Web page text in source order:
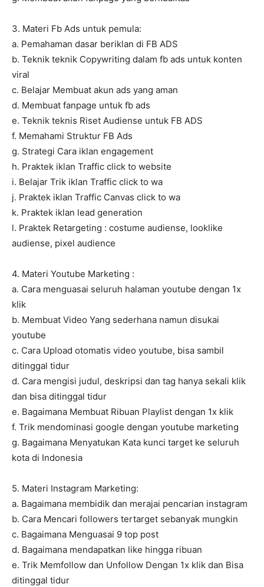
3. Materi Fb Ads untuk pemula:
a. Pemahaman dasar beriklan di FB ADS
b. Teknik teknik Copywriting dalam fb ads untuk konten
viral
c. Belajar Membuat akun ads yang aman
d. Membuat fanpage untuk fb ads
e. Teknik teknis Riset Audiense untuk FB ADS
f. Memahami Struktur FB Ads
g. Strategi Cara iklan engagement
h. Praktek iklan Traffic click to website
i. Belajar Trik iklan Traffic click to wa
j. Praktek iklan Traffic Canvas click to wa
k. Praktek iklan lead generation
l. Praktek Retargeting : costume audiense, looklike
audiense, pixel audience
4. Materi Youtube Marketing :
a. Cara menguasai seluruh halaman youtube dengan 1x
klik
b. Membuat Video Yang sederhana namun disukai
youtube
c. Cara Upload otomatis video youtube, bisa sambil
ditinggal tidur
d. Cara mengisi judul, deskripsi dan tag hanya sekali klik
dan bisa ditinggal tidur
e. Bagaimana Membuat Ribuan Playlist dengan 1x klik
f. Trik mendominasi google dengan youtube marketing
g. Bagaimana Menyatukan Kata kunci target ke seluruh
kota di Indonesia
5. Materi Instagram Marketing:
a. Bagaimana membidik dan merajai pencarian instagram
b. Cara Mencari followers tertarget sebanyak mungkin
c. Bagaimana Menguasai 9 top post
d. Bagaimana mendapatkan like hingga ribuan
e. Trik Memfollow dan Unfollow Dengan 1x klik dan Bisa
ditinggal tidur